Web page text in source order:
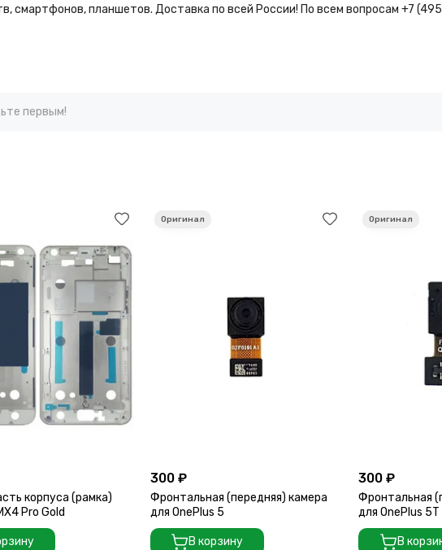
смартфонов, планшетов. Доставка по всей России! По всем вопросам +7
первым!
корпуса (рамка)
Pro Gold
300 ₽
Фронтальная (передняя) камера
для OnePlus 5
В корзину
300 ₽
Фронтальная
для OnePlus 5T
В